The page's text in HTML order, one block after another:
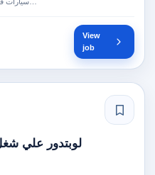
View
job
لوبتدور علي